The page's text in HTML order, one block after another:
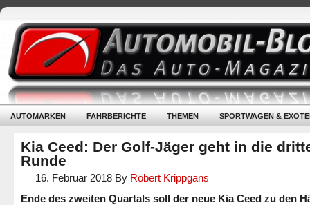
AUTOMARKEN FAHRBERICHTE THEMEN SPORTWAGEN &
Kia Ceed: Der Golf-Jäger geht in die
Runde
16. Februar 2018 By Robert Krippgans
Ende des zweiten Quartals soll der neue Kia Ceed zu den